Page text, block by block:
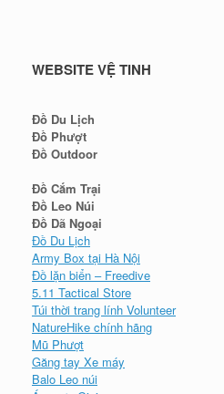
WEBSITE VỆ TINH
Đồ Du Lịch
Đồ Phượt
Đồ Outdoor
Đồ Cắm Trại
Đồ Leo Núi
Đồ Dã Ngoại
Đồ Du Lịch
Army Box tại Hà Nội
Đồ lặn biển – Freedive
5.11 Tactical Store
Túi thời trang lính Volunteer
NatureHike chính hãng
Mũ Phượt
Găng tay Xe máy
Balo Leo núi